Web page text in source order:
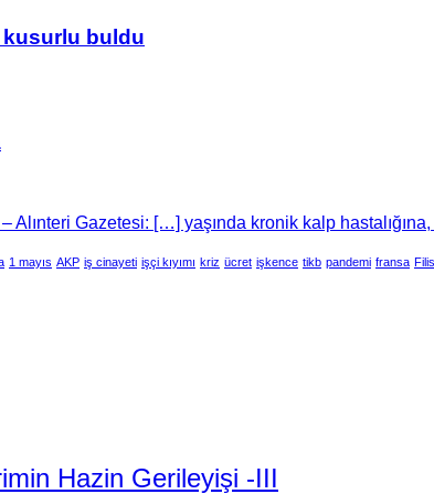
kusurlu buldu
Gazetesi: […] yaşında kronik kalp
1 mayıs AKP iş cinayeti işçi kıyımı kriz ücret işkence tikb pandemi fransa
Hazin Gerileyişi -III